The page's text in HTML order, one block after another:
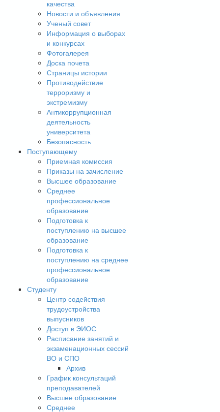
качества
Новости и объявления
Ученый совет
Информация о выборах
и конкурсах
Фотогалерея
Доска почета
Страницы истории
Противодействие
терроризму и
экстремизму
Антикоррупционная
деятельность
университета
Безопасность
Поступающему
Приемная комиссия
Приказы на зачисление
Высшее образование
Среднее
профессиональное
образование
Подготовка к
поступлению на высшее
образование
Подготовка к
поступлению на среднее
профессиональное
образование
Студенту
Центр содействия
трудоустройства
выпусников
Доступ в ЭИОС
Расписание занятий и
экзаменационных сессий
ВО и СПО
Архив
График консультаций
преподавателей
Высшее образование
Среднее